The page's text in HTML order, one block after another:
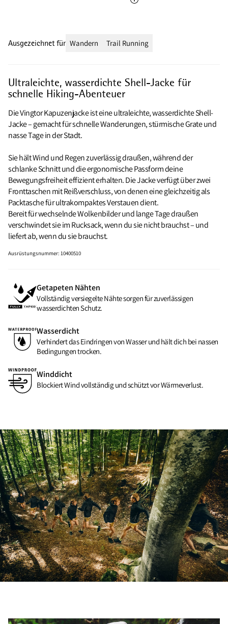
Ultraleichte, wasserdichte Shell-Jacke für
schnelle Hiking-Abenteuer
Die Vingtor Kapuzenjacke ist eine ultraleichte, wasserdichte Shell-
Jacke – gemacht für schnelle Wanderungen, stürmische Grate und
nasse Tage in der Stadt.
Sie hält Wind und Regen zuverlässig draußen, während der
schlanke Schnitt und die ergonomische Passform deine
Bewegungsfreiheit effizient erhalten. Die Jacke verfügt über zwei
Fronttaschen mit Reißverschluss, von denen eine gleichzeitig als
Packtasche für ultrakompaktes Verstauen dient.
Bereit für wechselnde Wolkenbilder und lange Tage draußen
verschwindet sie im Rucksack, wenn du sie nicht brauchst – und
liefert ab, wenn du sie brauchst.
Ausrüstungsnummer:10400510
Getapeten Nähten
Vollständig versiegelte Nähte sorgen für zuverlässigen
wasserdichten Schutz.
Wasserdicht
Verhindert das Eindringen von Wasser und hält dich bei nassen
Bedingungen trocken.
Winddicht
Blockiert Wind vollständig und schützt vor Wärmeverlust.
Ausgezeichnet für Wandern Trail Running